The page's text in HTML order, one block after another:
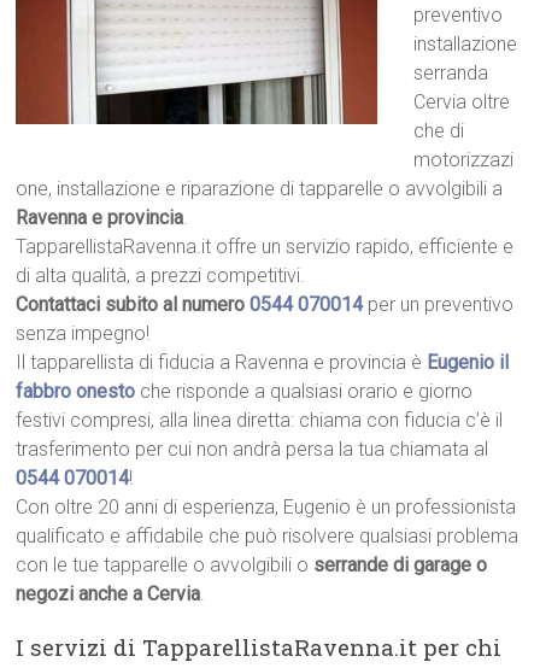
preventivo
installazione
serranda
Cervia oltre
che di
motorizzazi
one, installazione e riparazione di tapparelle o avvolgibili a
Ravenna e provincia.
TapparellistaRavenna.it offre un servizio rapido, efficiente e
di alta qualità, a prezzi competitivi.
Contattaci subito al numero0544 070014per un preventivo
senza impegno!
Il tapparellista di fiducia a Ravenna e provincia è Eugenio il
fabbro onesto che risponde a qualsiasi orario e giorno
festivi compresi, alla linea diretta: chiama con fiducia c’è il
trasferimento per cui non andrà persa la tua chiamata al
0544 070014!
Con oltre 20 anni di esperienza, Eugenio è un professionista
qualificato e affidabile che può risolvere qualsiasi problema
con le tue tapparelle o avvolgibili o serrande di garage o
negozi anche a Cervia.
I servizi di TapparellistaRavenna.it per chi